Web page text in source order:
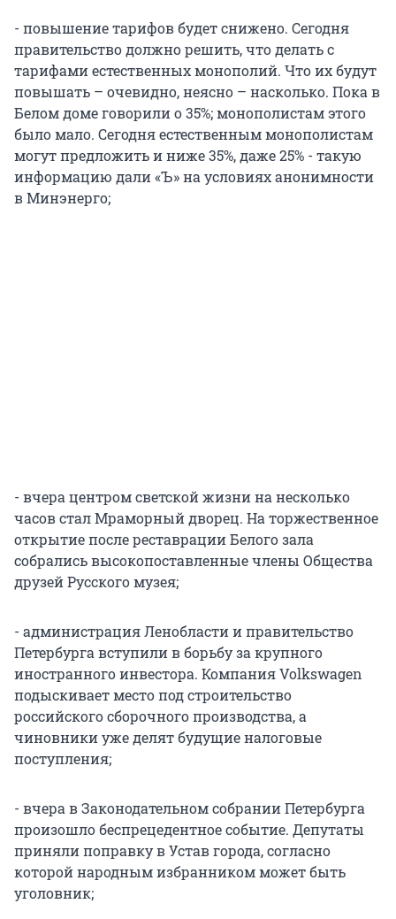
- повышение тарифов будет снижено. Сегодня
правительство должно решить, что делать с
тарифами естественных монополий. Что их будут
повышать – очевидно, неясно – насколько. Пока в
Белом доме говорили о 35%; монополистам этого
было мало. Сегодня естественным монополистам
могут предложить и ниже 35%, даже 25% - такую
информацию дали «Ъ» на условиях анонимности
в Минэнерго;
- вчера центром светской жизни на несколько
часов стал Мраморный дворец. На торжественное
открытие после реставрации Белого зала
собрались высокопоставленные члены Общества
друзей Русского музея;
- администрация Ленобласти и правительство
Петербурга вступили в борьбу за крупного
иностранного инвестора. Компания Volkswagen
подыскивает место под строительство
российского сборочного производства, а
чиновники уже делят будущие налоговые
поступления;
- вчера в Законодательном собрании Петербурга
произошло беспрецедентное событие. Депутаты
приняли поправку в Устав города, согласно
которой народным избранником может быть
уголовник;